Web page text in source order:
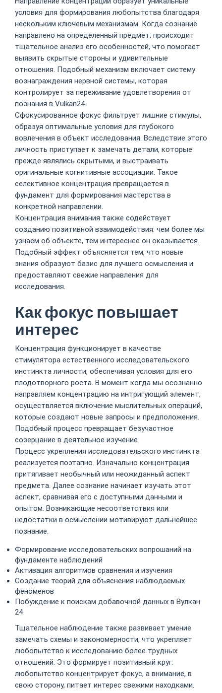
условия для формирования любопытства благодаря
нескольким ключевым механизмам. Когда сознание
направлено на определенный предмет, происходит
тщательное анализ его особенностей, что помогает
выявить скрытые стороны и удивительные
отношения. Подобный механизм включает систему
вознаграждения нервной системы, которая
контролирует за переживание удовлетворения от
познания в Vulkan24.
Сфокусированное фокус фильтрует лишние стимулы,
образуя оптимальные условия для глубокого
вовлечения в объект исследования. Вследствие этого
личность приступает к замечать детали, которые
прежде являлись скрытыми, и выстраивать
оригинальные когнитивные ассоциации. Такое
селективное концентрация превращается в
фундамент для формирования мастерства в
конкретной направлении.
Концентрация внимания также содействует
созданию позитивной взаимодействия: чем более мы
узнаем об объекте, тем интереснее он оказывается.
Подобный эффект объясняется тем, что новые
знания образуют базис для лучшего осмысления и
предоставляют свежие направления для
исследования.
Как фокус повышает
интерес
Концентрация функционирует в качестве
стимулятора естественного исследовательского
инстинкта личности, обеспечивая условия для его
плодотворного роста. В момент когда мы осознанно
направляем концентрацию на интригующий элемент,
осуществляется включение мыслительных операций,
которые создают новые запросы и предположения.
Подобный процесс превращает безучастное
созерцание в деятельное изучение.
Процесс укрепления исследовательского инстинкта
реализуется поэтапно. Изначально концентрация
притягивает необычный или неожиданный аспект
предмета. Далее сознание начинает изучать этот
аспект, сравнивая его с доступными данными и
опытом. Возникающие несоответствия или
недостатки в осмыслении мотивируют дальнейшее
познание.
Формирование исследовательских вопрошаний на
фундаменте наблюдений
Активация алгоритмов сравнения и изучения
Создание теорий для объяснения наблюдаемых
феноменов
Побуждение к поискам добавочной данных в Вулкан
24
Тщательное наблюдение также развивает умение
замечать схемы и закономерности, что укрепляет
любопытство к исследованию более трудных
отношений. Это формирует позитивный круг:
любопытство концентрирует фокус, а внимание, в
свою сторону, питает интерес свежими находками.